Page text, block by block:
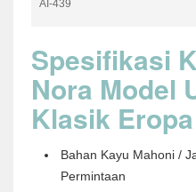
AI-439
Spesifikasi
Nora Model
Klasik
Bahan Kayu Mahoni /
Permintaan